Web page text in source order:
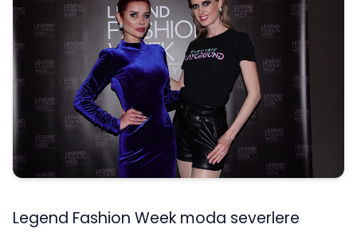
Legend Fashion Week moda severlere